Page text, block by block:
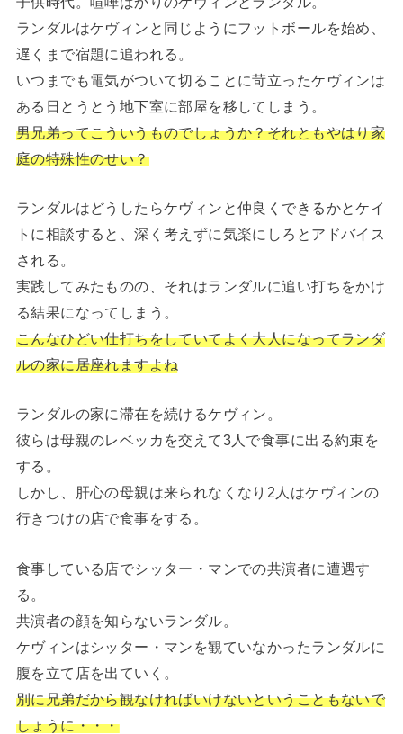
ランダルはケヴィンと同じようにフットボールを始め、
遅くまで宿題に追われる。
いつまでも電気がついて切ることに苛立ったケヴィンは
ある日とうとう地下室に部屋を移してしまう。
男兄弟ってこういうものでしょうか？それともやはり家
庭の特殊性のせい？
ランダルはどうしたらケヴィンと仲良くできるかとケイ
トに相談すると、深く考えずに気楽にしろとアドバイス
される。
実践してみたものの、それはランダルに追い打ちをかけ
る結果になってしまう。
こんなひどい仕打ちをしていてよく大人になってランダ
ルの家に居座れますよね
ランダルの家に滞在を続けるケヴィン。
彼らは母親のレベッカを交えて3人で食事に出る約束を
する。
しかし、肝心の母親は来られなくなり2人はケヴィンの
行きつけの店で食事をする。
食事している店でシッター・マンでの共演者に遭遇す
る。
共演者の顔を知らないランダル。
ケヴィンはシッター・マンを観ていなかったランダルに
腹を立て店を出ていく。
別に兄弟だから観なければいけないということもないで
しょうに・・・